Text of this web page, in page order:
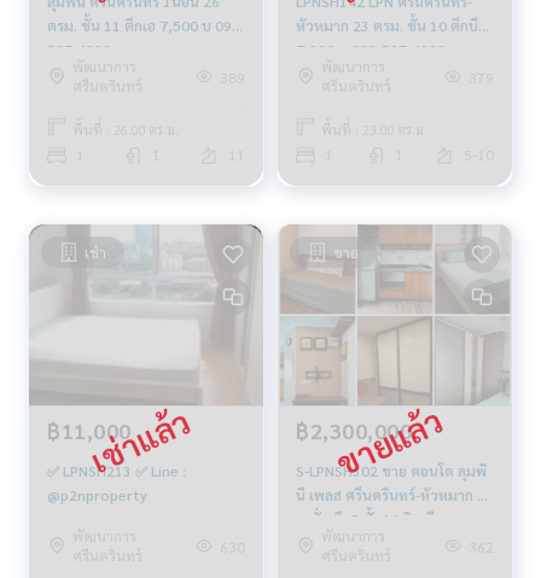
ตรม. ชั้น 11 ตึกเอ 7,500 บ 092-
597-4998
พัฒนาการ
ศรีนครินทร์
389
พื้นที่ : 26.00 ตร.ม.
หัวหมาก 23 ตรม. ชั้น 10 ตึกบี
7,900บ. 092-597-4998
พัฒนาการ
ศรีนครินทร์
379
พื้นที่ : 23.00 ตร.ม.
5-10
เช่า
฿11,000
✅ LPNSH213 ✅ Line :
@p2nproperty
พัฒนาการ
ศรีนครินทร์
630
ขาย
฿2,300,000
S-LPNSH302 ขาย คอนโด ลุมพิ
นี เพลส ศรีนครินทร์-หัวหมาก ส
เตชั่น ตึกB ชั้น16 วิวเมือง
26ตร.ม. 1นอน 1น้ำ 2.3ล้าน
064-878-5283
พัฒนาการ
ศรีนครินทร์
362